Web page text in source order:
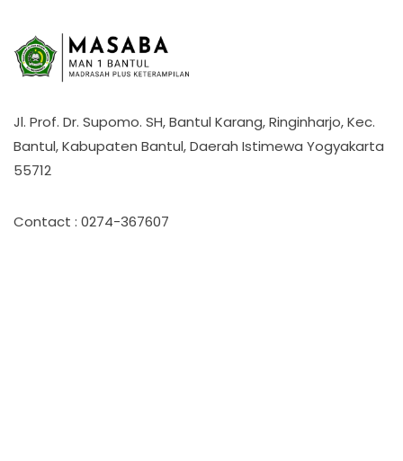
Jl. Prof. Dr. Supomo. SH, Bantul Karang, Ringinharjo, Kec.
Bantul, Kabupaten Bantul, Daerah Istimewa Yogyakarta
55712
Contact : 0274-367607